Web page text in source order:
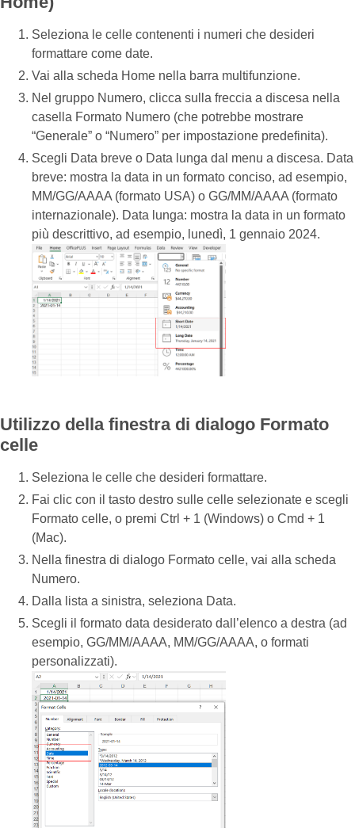
Seleziona le celle contenenti i numeri che desideri
formattare come date.
Vai alla scheda Home nella barra multifunzione.
Nel gruppo Numero, clicca sulla freccia a discesa nella
casella Formato Numero (che potrebbe mostrare
“Generale” o “Numero” per impostazione predefinita).
Scegli Data breve o Data lunga dal menu a discesa. Data
breve: mostra la data in un formato conciso, ad esempio,
MM/GG/AAAA (formato USA) o GG/MM/AAAA (formato
internazionale). Data lunga: mostra la data in un formato
più descrittivo, ad esempio, lunedì, 1 gennaio 2024.
Utilizzo della finestra di dialogo Formato
celle
Seleziona le celle che desideri formattare.
Fai clic con il tasto destro sulle celle selezionate e scegli
Formato celle, o premi Ctrl + 1 (Windows) o Cmd + 1
(Mac).
Nella finestra di dialogo Formato celle, vai alla scheda
Numero.
Dalla lista a sinistra, seleziona Data.
Scegli il formato data desiderato dall’elenco a destra (ad
esempio, GG/MM/AAAA, MM/GG/AAAA, o formati
personalizzati).